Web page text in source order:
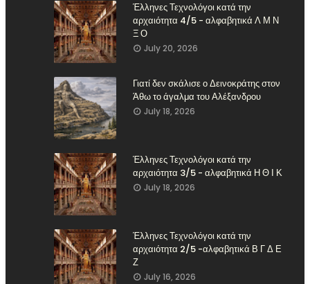
Έλληνες Τεχνολόγοι κατά την
αρχαιότητα 4/5 - αλφαβητικά Λ Μ Ν
Ξ Ο
July 20, 2026
Γιατί δεν σκάλισε ο Δεινοκράτης στον
Άθω το άγαλμα του Αλέξανδρου
July 18, 2026
Έλληνες Τεχνολόγοι κατά την
αρχαιότητα 3/5 - αλφαβητικά Η Θ Ι Κ
July 18, 2026
Έλληνες Τεχνολόγοι κατά την
αρχαιότητα 2/5 -αλφαβητικά Β Γ Δ Ε
Ζ
July 16, 2026